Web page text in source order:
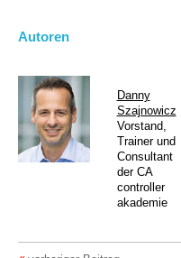
Autoren
Danny
Szajnowicz
Vorstand,
Trainer und
Consultant
der CA
controller
akademie